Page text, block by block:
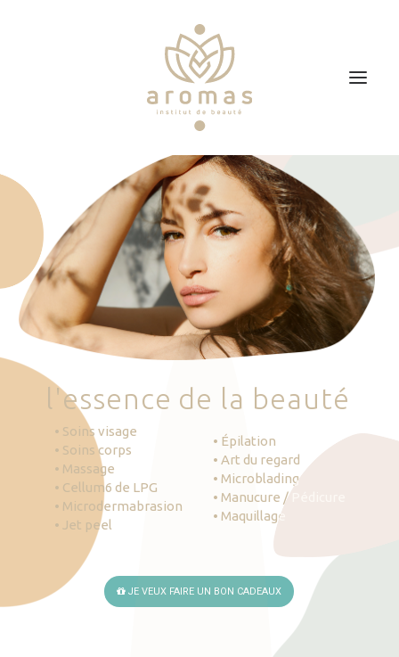
Soins
Je veux faire un bon cadeau
Plan d’accès
Prendre RDV
'essence de la beauté
• Soins visage
• Soins corps
• Massage
• Cellum6 de LPG
• Microdermabrasion
• Jet peel
• Épilation
• Art du regard
• Microblading
• Manucure / Pédicure
• Maquillage
JE VEUX FAIRE UN BON CADEAUX